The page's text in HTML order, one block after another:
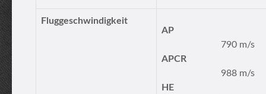
Fluggeschwindigkeit
AP
790 m/s
APCR
988 m/s
HE